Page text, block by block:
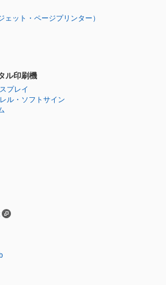
ェット・ページプリンター）
ル印刷機
プレイ
ル・ソフトサイン